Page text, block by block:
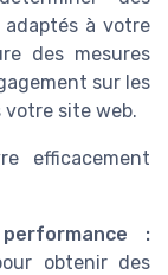
adaptés à votre
des mesures
sur les
votre site web.
efficacement
:
obtenir des